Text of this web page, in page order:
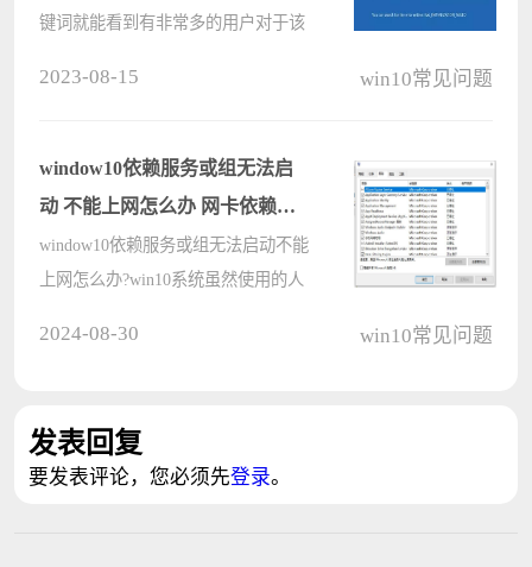
键词就能看到有非常多的用户对于该
题。 异步过程调用
（APC????
2023-08-15 win10常见问题
window10依赖服务或组无法启
动 不能上网怎么办 网卡依赖服
务组未启动
window10依赖服务或组无法启动不能
上网怎么办?win10系统虽然使用的人
呢? ????
2024-08-30 win10常见问题
发表回复
要发表评论，您必须先登录。